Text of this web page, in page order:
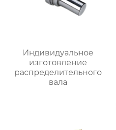
Индивидуальное
изготовление
распределительного
вала